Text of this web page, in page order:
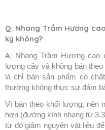
Q: Nhang Trầm Hương
ký không?
A: Nhang Trầm Hương cao
lượng cây và không bán
là chỉ bán sản phẩm có
thường không thực sự đảm
Vì bán theo khối lượng, nên
hơn (đường kính nhang từ
từ đó giảm nguyên vật liệu